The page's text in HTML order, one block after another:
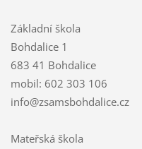
Základní škola
Bohdalice 1
683 41 Bohdalice
mobil: 602 303 106
info@zsamsbohdalice.cz
Mateřská škola